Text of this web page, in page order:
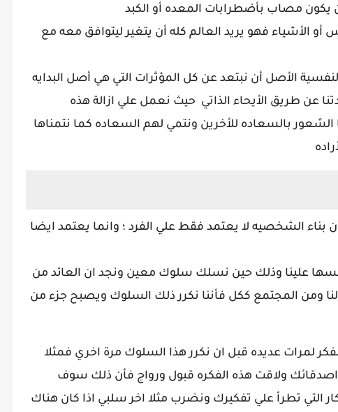
مصاب بأضطرابات المعده أو الكبد
أو الأشياء فهو يريد العالم كله أن يتغير ليتوافق معه مع
الأصل أن نبتعد عن كل المؤثرات التي هي أصل البدايه
عن طريق الأيحاء الذاتي حيث نعمل علي ازالة هذه
بالسعاده للأخرين ونتمي لهم السعاده كما نتمناها
بناء الشخصيه لا يعتمد فقط علي الفرد ؛ وانما يعتمد ايضا
علينا وذلك حين نسلك سلوك معين ونجد ان العائد من
ومن المجتمع ككل فأننا نكرر ذلك السلوك ويصبح جزء من
لمرات عديده قبل ان نكرر هذا السلوك مرة اخري فمثلا
اصدقائك ولاقت هذه الفكره قبول ورواج فأن ذلك سوف
التي تطرأ علي تفكيرك ونضرب مثلا اخر سلبي اذا كان هناك